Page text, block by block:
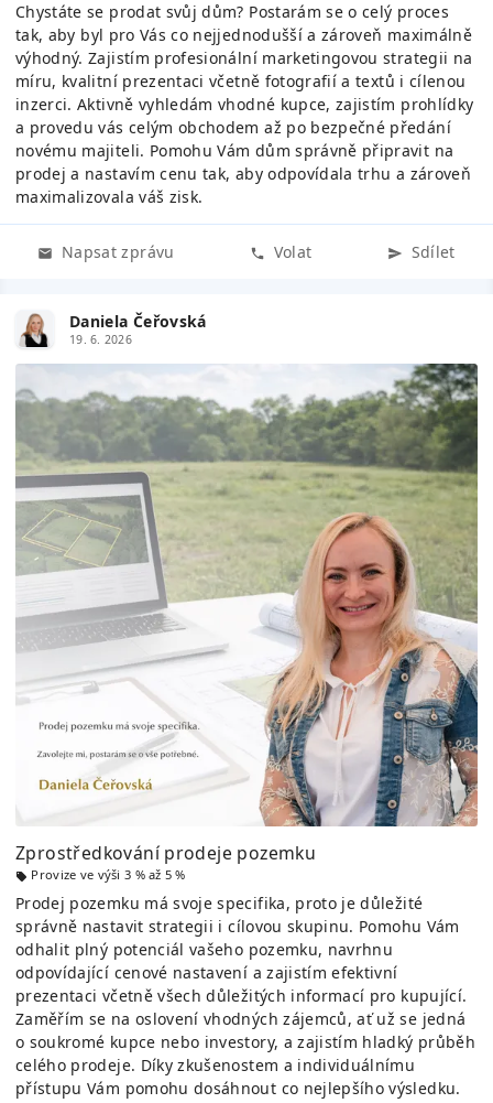
Chystáte se prodat svůj dům? Postarám se o celý proces
tak, aby byl pro Vás co nejjednodušší a zároveň maximálně
výhodný. Zajistím profesionální marketingovou strategii na
míru, kvalitní prezentaci včetně fotografií a textů i cílenou
inzerci. Aktivně vyhledám vhodné kupce, zajistím prohlídky
a provedu vás celým obchodem až po bezpečné předání
novému majiteli. Pomohu Vám dům správně připravit na
prodej a nastavím cenu tak, aby odpovídala trhu a zároveň
maximalizovala váš zisk.
Napsat zprávu Volat Sdílet
Daniela Čeřovská
19. 6. 2026
Zprostředkování prodeje pozemku
Provize ve výši 3 % až 5 %
Prodej pozemku má svoje specifika, proto je důležité
správně nastavit strategii i cílovou skupinu. Pomohu Vám
odhalit plný potenciál vašeho pozemku, navrhnu
odpovídající cenové nastavení a zajistím efektivní
prezentaci včetně všech důležitých informací pro kupující.
Zaměřím se na oslovení vhodných zájemců, ať už se jedná
o soukromé kupce nebo investory, a zajistím hladký průběh
celého prodeje. Díky zkušenostem a individuálnímu
přístupu Vám pomohu dosáhnout co nejlepšího výsledku.